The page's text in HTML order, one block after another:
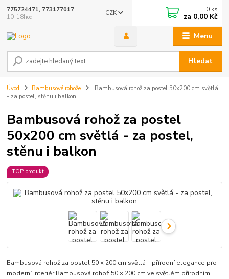
Menu
CZK
Hledat
775724471, 773177017
10-18hod
0 ks
za 0,00 Kč
Úvod Bambusové rohože
Bambusová rohož za postel 50x200 cm světlá
- za postel, stěnu i balkon
Bambusová rohož za postel
50x200 cm světlá - za postel,
stěnu i balkon
TOP produkt
Bambusová rohož za postel 50 × 200 cm světlá – přírodní elegance pro
moderní interiér Bambusová rohož 50 × 200 cm ve světlém přírodním